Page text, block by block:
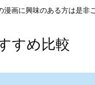
画に興味のある方は是非
すめ比較